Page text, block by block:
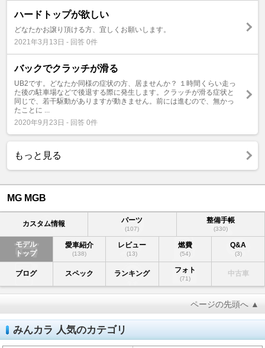
ハードトップが欲しい
どなたかお譲り頂ける方、宜しくお願いします。
2021年3月13日 - 回答 0件
バックでクラッチが滑る
UB2です。どなたか同様の症状の方、居ませんか？ １時間くらい走っ
た後の駐車場などで後退する際に発生します。クラッチが滑る症状と
同じで、若干駆動がありますが動きません。前には進むので、無かっ
たことに ...
2020年9月23日 - 回答 0件
もっと見る
MG MGB
カスタム情報 パーツ
(107)
整備手帳
(330)
モデル
トップ
愛車紹介
(138)
レビュー
(13)
燃費
(54)
Q&A
(3)
ブログ スペック ランキング フォト
(71)
中古車
ページの先頭へ ▲
みんカラ 人気のカテゴリ